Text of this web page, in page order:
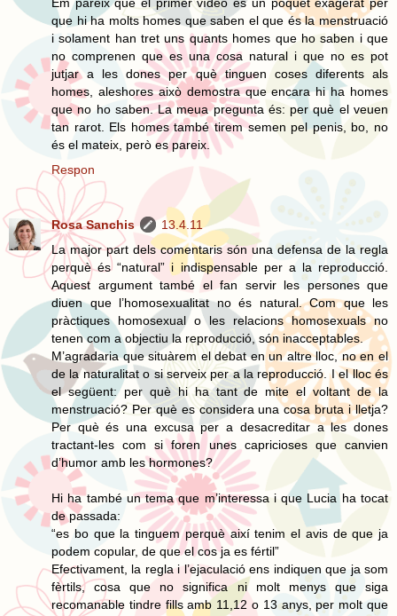
Em pareix que el primer vídeo és un poquet exagerat per
que hi ha molts homes que saben el que és la menstruació
i solament han tret uns quants homes que ho saben i que
no comprenen que es una cosa natural i que no es pot
jutjar a les dones per què tinguen coses diferents als
homes, aleshores això demostra que encara hi ha homes
que no ho saben. La meua pregunta és: per què el veuen
tan rarot. Els homes també tirem semen pel penis, bo, no
és el mateix, però es pareix.
Respon
Rosa Sanchis
13.4.11
La major part dels comentaris són una defensa de la regla
perquè és “natural” i indispensable per a la reproducció.
Aquest argument també el fan servir les persones que
diuen que l’homosexualitat no és natural. Com que les
pràctiques homosexual o les relacions homosexuals no
tenen com a objectiu la reproducció, són inacceptables.
M’agradaria que situàrem el debat en un altre lloc, no en el
de la naturalitat o si serveix per a la reproducció. I el lloc és
el següent: per què hi ha tant de mite el voltant de la
menstruació? Per què es considera una cosa bruta i lletja?
Per què és una excusa per a desacreditar a les dones
tractant-les com si foren unes capricioses que canvien
d’humor amb les hormones?
Hi ha també un tema que m’interessa i que Lucia ha tocat
de passada:
“es bo que la tinguem perquè així tenim el avis de que ja
podem copular, de que el cos ja es fértil”
Efectivament, la regla i l’ejaculació ens indiquen que ja som
fèrtils, cosa que no significa ni molt menys que siga
recomanable tindre fills amb 11,12 o 13 anys, per molt que